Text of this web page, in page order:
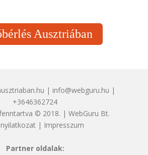
Ausztriában
| info@webguru.hu |
+3646362724
© 2018. | WebGuru Bt.
nyilatkozat| Impresszum
Partner oldalak: